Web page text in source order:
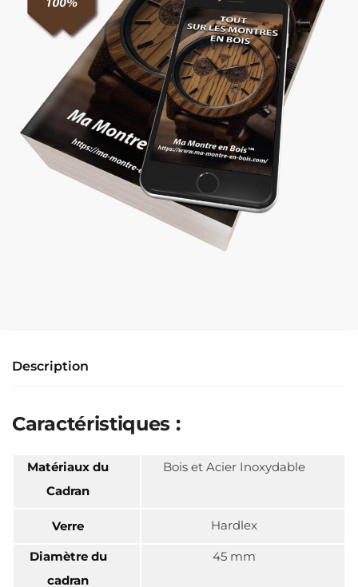
Description
Caractéristiques :
Matériaux du
Cadran
Bois et Acier Inoxydable
Verre Hardlex
Diamètre du
cadran
45 mm